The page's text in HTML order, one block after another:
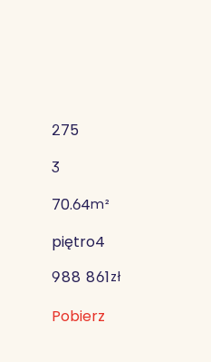
275
3
70.64m²
piętro4
988 861zł
Pobierz